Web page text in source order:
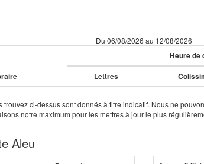
Du 06/08/2026 au 12/08/2026
Heure de
Lettres
trouvez ci-dessus sont donnés à titre indicatif. Nous ne
notre maximum pour les mettres à jour le plus
Aleu